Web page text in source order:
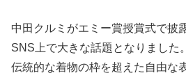
中田クルミがエミー賞授賞式で披
SNS上で大きな話題となりました
伝統的な着物の枠を超えた自由な